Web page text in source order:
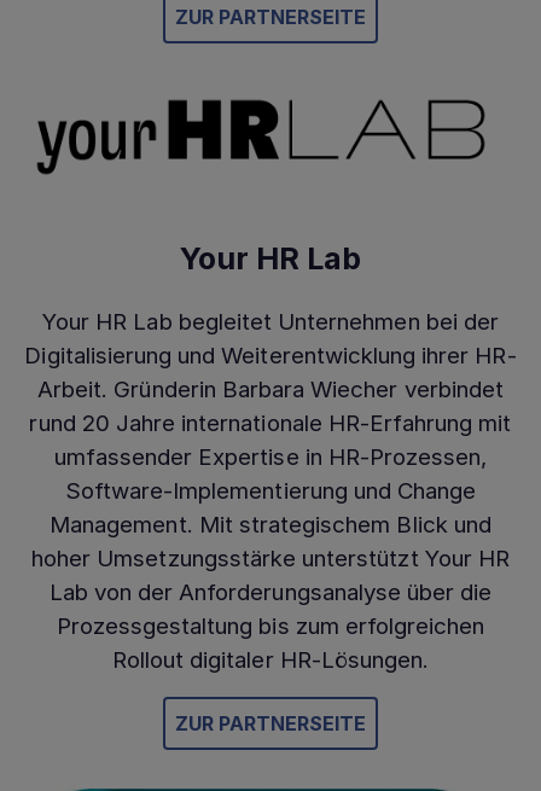
ZUR PARTNERSEITE
Your HR Lab
Your HR Lab begleitet Unternehmen bei der
Digitalisierung und Weiterentwicklung ihrer HR-
Arbeit. Gründerin Barbara Wiecher verbindet
rund 20 Jahre internationale HR-Erfahrung mit
umfassender Expertise in HR-Prozessen,
Software-Implementierung und Change
Management. Mit strategischem Blick und
hoher Umsetzungsstärke unterstützt Your HR
Lab von der Anforderungsanalyse über die
Prozessgestaltung bis zum erfolgreichen
Rollout digitaler HR-Lösungen.
ZUR PARTNERSEITE